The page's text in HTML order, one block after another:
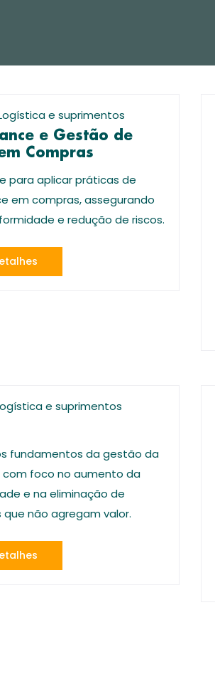
e suprimentos
e Gestão de
Compras
para aplicar práticas de
em compras, assegurando
e redução de riscos.
e suprimentos
fundamentos da gestão da
com foco no aumento da
e na eliminação de
que não agregam valor.